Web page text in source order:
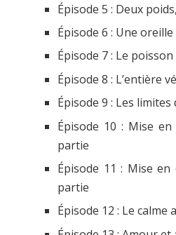
Épisode 5 : Deux
Épisode 6 : Une
Épisode 7 : Le
Épisode 8 : L’entière
Épisode 9 : Les limites
Épisode 10 : Mise
partie
Épisode 11 : Mise en
partie
Épisode 12 : Le calme